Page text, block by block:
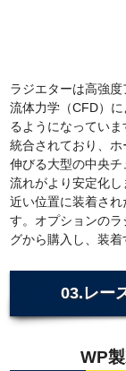
ラジエターは高強
流体力学（CFD）
るようになってい
統合されており、
伸びる大型の中央
流れがより安定化
近い位置に装着さ
す。オプションの
グから購入し、装着
03.レー
WP